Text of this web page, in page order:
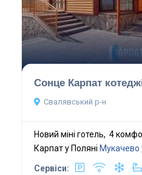
Сонце Карпат
Свалявський р-н
Новий міні готель, 4
Карпат у Поляні Мукачево
Сервіси: